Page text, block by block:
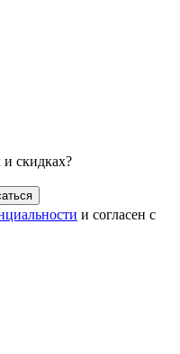
скидках?
и согласен с